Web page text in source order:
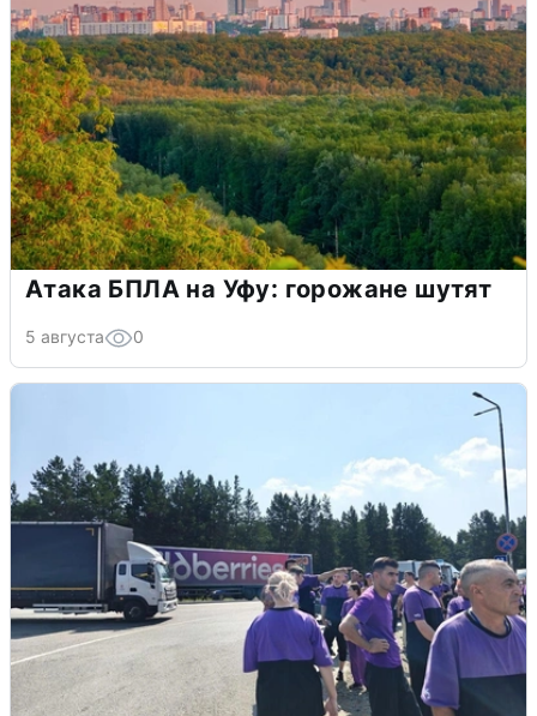
Атака БПЛА на Уфу: горожане шутят
5 августа 0